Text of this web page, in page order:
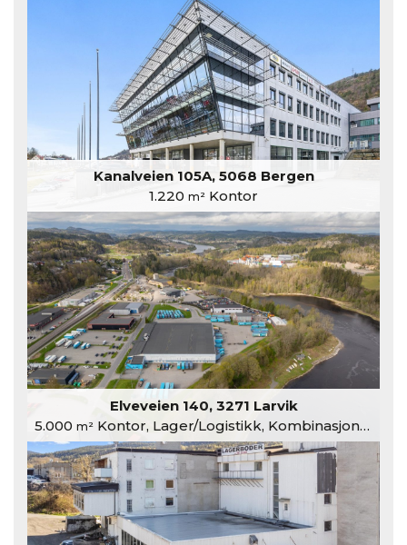
Kanalveien 105A, 5068 Bergen
1.220 m² Kontor
Elveveien 140, 3271 Larvik
5.000 m²Kontor, Lager/Logistikk, Kombinasjonslokaler